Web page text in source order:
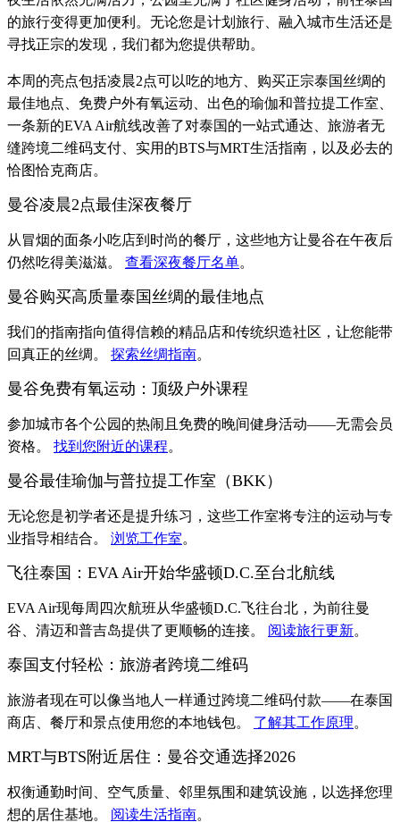
的旅行变得更加便利。无论您是计划旅行、融入城市生活还是
寻找正宗的发现，我们都为您提供帮助。
本周的亮点包括凌晨2点可以吃的地方、购买正宗泰国丝绸的
最佳地点、免费户外有氧运动、出色的瑜伽和普拉提工作室、
一条新的EVA Air航线改善了对泰国的一站式通达、旅游者无
缝跨境二维码支付、实用的BTS与MRT生活指南，以及必去的
恰图恰克商店。
曼谷凌晨2点最佳深夜餐厅
从冒烟的面条小吃店到时尚的餐厅，这些地方让曼谷在午夜后
仍然吃得美滋滋。 查看深夜餐厅名单。
曼谷购买高质量泰国丝绸的最佳地点
我们的指南指向值得信赖的精品店和传统织造社区，让您能带
回真正的丝绸。 探索丝绸指南。
曼谷免费有氧运动：顶级户外课程
参加城市各个公园的热闹且免费的晚间健身活动——无需会员
资格。 找到您附近的课程。
曼谷最佳瑜伽与普拉提工作室（BKK）
无论您是初学者还是提升练习，这些工作室将专注的运动与专
业指导相结合。 浏览工作室。
飞往泰国：EVA Air开始华盛顿D.C.至台北航线
EVA Air现每周四次航班从华盛顿D.C.飞往台北，为前往曼
谷、清迈和普吉岛提供了更顺畅的连接。 阅读旅行更新。
泰国支付轻松：旅游者跨境二维码
旅游者现在可以像当地人一样通过跨境二维码付款——在泰国
商店、餐厅和景点使用您的本地钱包。 了解其工作原理。
MRT与BTS附近居住：曼谷交通选择2026
权衡通勤时间、空气质量、邻里氛围和建筑设施，以选择您理
想的居住基地。 阅读生活指南。